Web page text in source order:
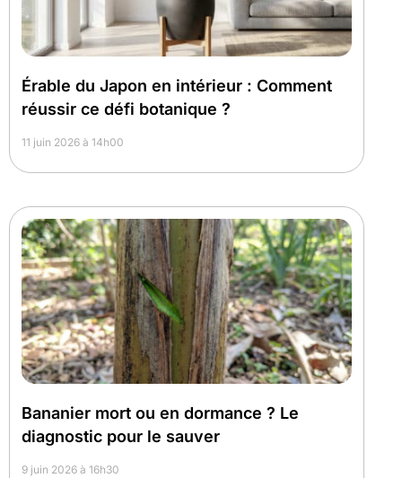
Érable du Japon en intérieur : Comment
réussir ce défi botanique ?
11 juin 2026 à 14h00
Bananier mort ou en dormance ? Le
diagnostic pour le sauver
9 juin 2026 à 16h30